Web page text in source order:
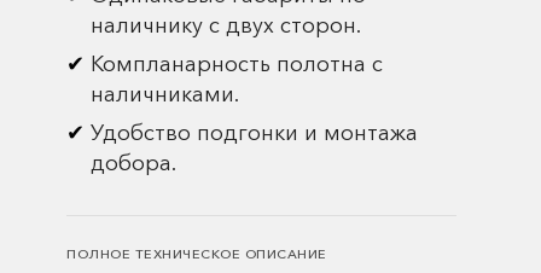
наличнику с двух сторон.
Компланарность полотна с
наличниками.
Удобство подгонки и монтажа
добора.
ПОЛНОЕ ТЕХНИЧЕСКОЕ ОПИСАНИЕ